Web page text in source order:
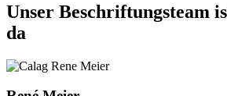
Unser Beschriftungsteam
da